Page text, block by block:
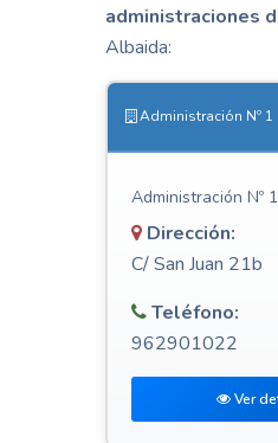
administraciones
Albaida:
Administración Nº 1
Administración Nº
Dirección:
C/ San Juan 21b
Teléfono:
962901022
Ver